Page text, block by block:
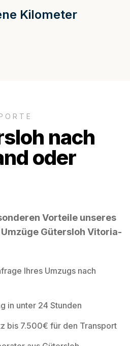
Kilometer
nach
oder
Vorteile unseres
Gütersloh Vitoria-
Ihres Umzugs nach
in unter 24 Stunden
bis 7.500€ für den Transport